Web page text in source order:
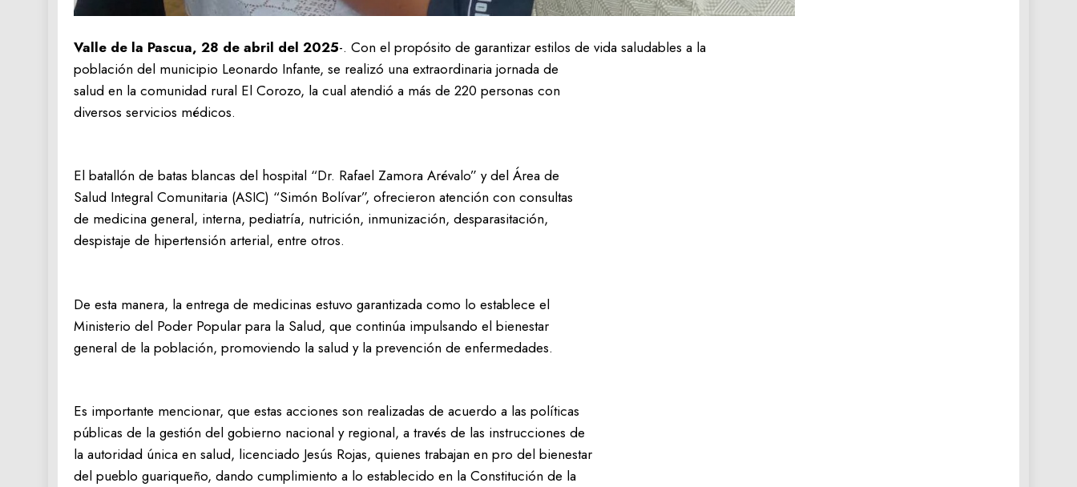
Valle de la Pascua, 28 de abril del 2025-. Con el propósito de garantizar estilos de vida saludables a la
población del municipio Leonardo Infante, se realizó una extraordinaria jornada de
salud en la comunidad rural El Corozo, la cual atendió a más de 220 personas con
diversos servicios médicos.
El batallón de batas blancas del hospital “Dr. Rafael Zamora Arévalo” y del Área de
Salud Integral Comunitaria (ASIC) “Simón Bolívar”, ofrecieron atención con consultas
de medicina general, interna, pediatría, nutrición, inmunización, desparasitación,
despistaje de hipertensión arterial, entre otros.
De esta manera, la entrega de medicinas estuvo garantizada como lo establece el
Ministerio del Poder Popular para la Salud, que continúa impulsando el bienestar
general de la población, promoviendo la salud y la prevención de enfermedades.
Es importante mencionar, que estas acciones son realizadas de acuerdo a las políticas
públicas de la gestión del gobierno nacional y regional, a través de las instrucciones de
la autoridad única en salud, licenciado Jesús Rojas, quienes trabajan en pro del bienestar
del pueblo guariqueño, dando cumplimiento a lo establecido en la Constitución de la